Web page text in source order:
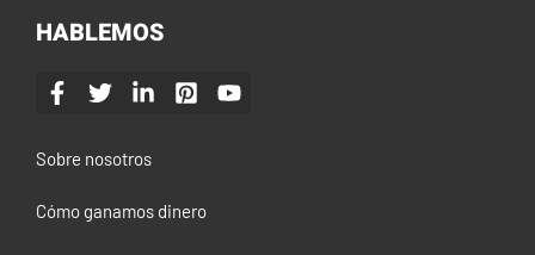
HABLEMOS
Sobre nosotros
Cómo ganamos dinero